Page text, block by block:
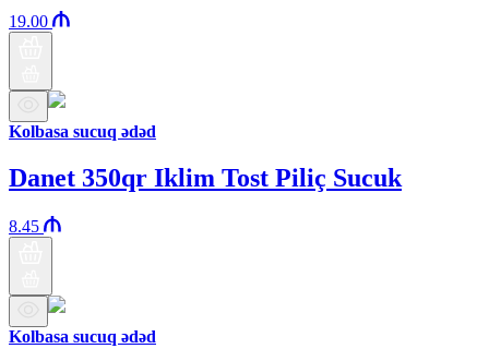
19.00
Kolbasa sucuq ədəd
Danet 350qr Iklim Tost Piliç Sucuk
8.45
Kolbasa sucuq ədəd